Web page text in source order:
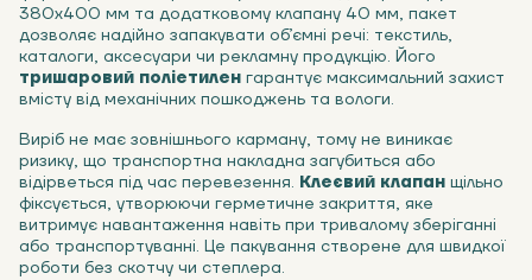
380х400 мм та додатковому клапану 40 мм, пакет
дозволяє надійно запакувати об’ємні речі: текстиль,
каталоги, аксесуари чи рекламну продукцію. Його
тришаровий поліетилен гарантує максимальний захист
вмісту від механічних пошкоджень та вологи.
Виріб не має зовнішнього карману, тому не виникає
ризику, що транспортна накладна загубиться або
відірветься під час перевезення. Клеєвий клапан щільно
фіксується, утворюючи герметичне закриття, яке
витримує навантаження навіть при тривалому зберіганні
або транспортуванні. Це пакування створене для швидкої
роботи без скотчу чи степлера.